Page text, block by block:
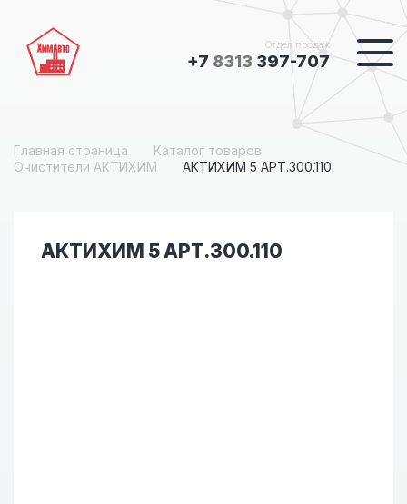
Отдел продаж
+7 8313 397-707
Главная страница
Каталог товаров
Очистители АКТИХИМ
АКТИХИМ 5 АРТ.300.110
АКТИХИМ 5 АРТ.300.110